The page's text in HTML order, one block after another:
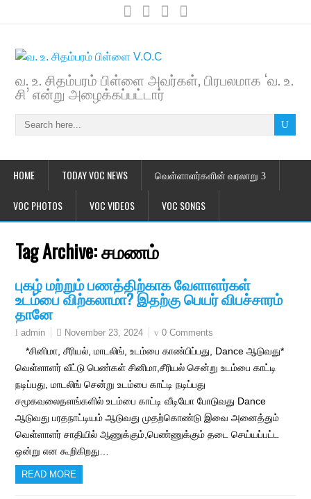
வ. உ. சிதம்பரம் பிள்ளை அவர்கள், பிரபலமாக ‘வ. உ.
சி’ என்று அழைக்கப்பட்டார்
HOME TODAY VOC NEWS வெள்ளாளர்களின் வரலாறு
VOC PHOTOS VOC VIDEOS VOC SONGS
Tag Archive:சமணம்
புகழ் மற்றும் பணத்திற்காக வேளாளர்கள்
உடம்பை விற்கலாமா? இதற்கு பெயர் விபச்சாரம்
தானே
admin November 23, 2024 0 Comments
*சினிமா, சீரியல், மாடலிங், உடம்பை காண்பிப்பது, Dance ஆடுவது*
வெள்ளாளர் வீட்டு பெண்கள் சினிமா,சீரியல் சென்று உடம்பை காட்டி
நடிப்பது, மாடலிங் சென்று உடம்பை காட்டி நடிப்பது
சமூகவலைதளங்களில் உடம்பை காட்டி வீடியோ போடுவது Dance
ஆடுவது பரதநாட்டியம் ஆடுவது முதற்கொண்டு இவை அனைத்தும்
வெள்ளாளர் சாதியில் ஆணுக்கும்,பெண்ணுக்கும் தடை செய்யப்பட்ட
ஒன்று என கூறிகிறது…
READ MORE